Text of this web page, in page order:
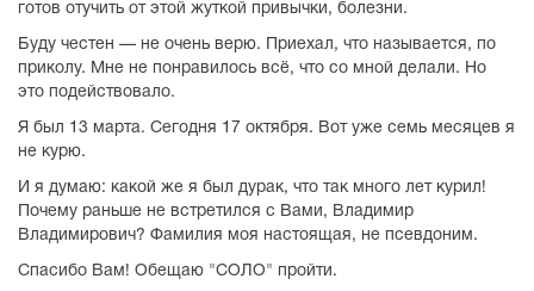
готов отучить от этой жуткой привычки, болезни.
Буду честен — не очень верю. Приехал, что называется, по
приколу. Мне не понравилось всё, что со мной делали. Но
это подействовало.
Я был 13 марта. Сегодня 17 октября. Вот уже семь месяцев я
не курю.
И я думаю: какой же я был дурак, что так много лет курил!
Почему раньше не встретился с Вами, Владимир
Владимирович? Фамилия моя настоящая, не псевдоним.
Спасибо Вам! Обещаю "СОЛО" пройти.